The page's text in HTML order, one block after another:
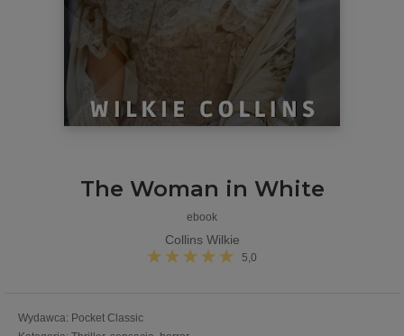
The Woman in White
ebook
Collins Wilkie
5,0
Wydawca: Pocket Classic